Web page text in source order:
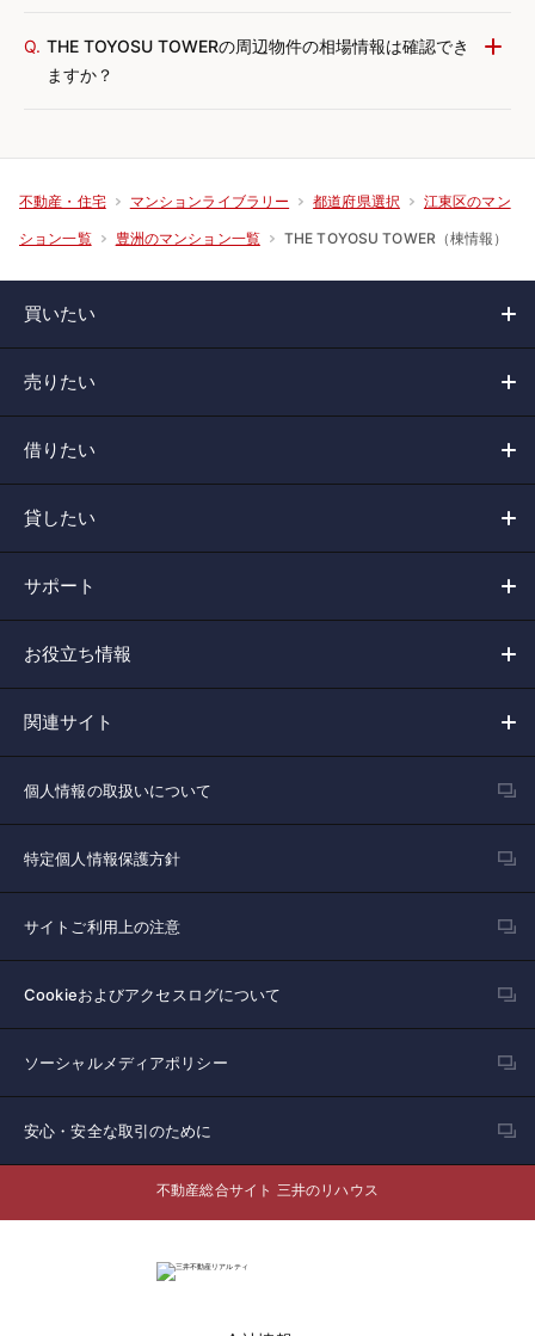
Q. THE TOYOSU TOWERの周辺物件の相場情報は確認でき
ますか？
不動産・住宅 マンションライブラリー 都道府県選択 江東区のマン
ション一覧 豊洲のマンション一覧 THE TOYOSU TOWER（棟情報）
買いたい
売りたい
借りたい
貸したい
サポート
お役立ち情報
関連サイト
個人情報の取扱いについて
特定個人情報保護方針
サイトご利用上の注意
Cookieおよびアクセスログについて
ソーシャルメディアポリシー
安心・安全な取引のために
不動産総合サイト 三井のリハウス